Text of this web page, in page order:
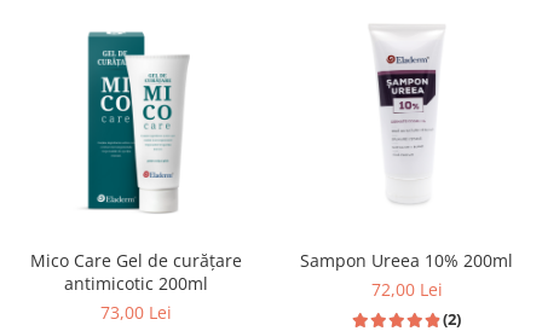
Mico Care Gel de curățare
antimicotic 200ml
73,00 Lei
Sampon Ureea 10% 200ml
72,00 Lei
(2)